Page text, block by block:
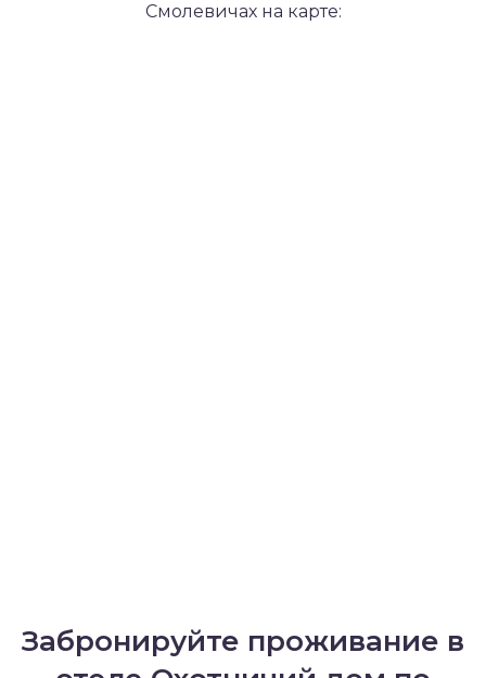
Смолевичах на карте:
Забронируйте проживание в